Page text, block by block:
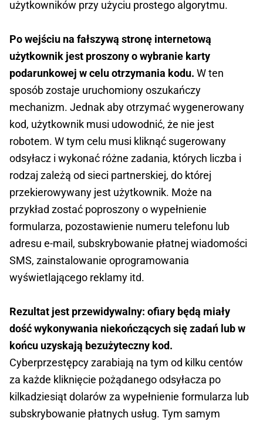
użytkowników przy użyciu prostego algorytmu.
Po wejściu na fałszywą stronę internetową
użytkownik jest proszony o wybranie karty
podarunkowej w celu otrzymania kodu. W ten
sposób zostaje uruchomiony oszukańczy
mechanizm. Jednak aby otrzymać wygenerowany
kod, użytkownik musi udowodnić, że nie jest
robotem. W tym celu musi kliknąć sugerowany
odsyłacz i wykonać różne zadania, których liczba i
rodzaj zależą od sieci partnerskiej, do której
przekierowywany jest użytkownik. Może na
przykład zostać poproszony o wypełnienie
formularza, pozostawienie numeru telefonu lub
adresu e-mail, subskrybowanie płatnej wiadomości
SMS, zainstalowanie oprogramowania
wyświetlającego reklamy itd.
Rezultat jest przewidywalny: ofiary będą miały
dość wykonywania niekończących się zadań lub w
końcu uzyskają bezużyteczny kod.
Cyberprzestępcy zarabiają na tym od kilku centów
za każde kliknięcie pożądanego odsyłacza po
kilkadziesiąt dolarów za wypełnienie formularza lub
subskrybowanie płatnych usług. Tym samym